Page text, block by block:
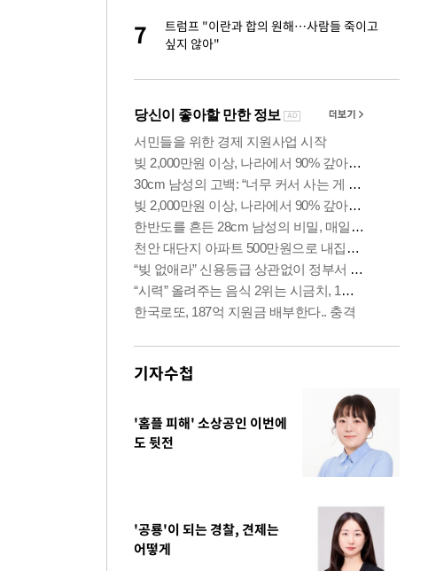
7
트럼프 "이란과 합의 원해…사람들 죽이고
싶지 않아"
기자수첩
'홈플 피해' 소상공인 이번에
도 뒷전
'공룡'이 되는 경찰, 견제는
어떻게